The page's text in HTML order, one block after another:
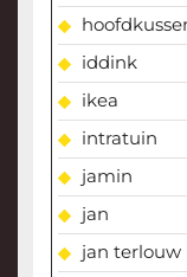
iddink
ikea
intratuin
jamin
jan
jan terlouw